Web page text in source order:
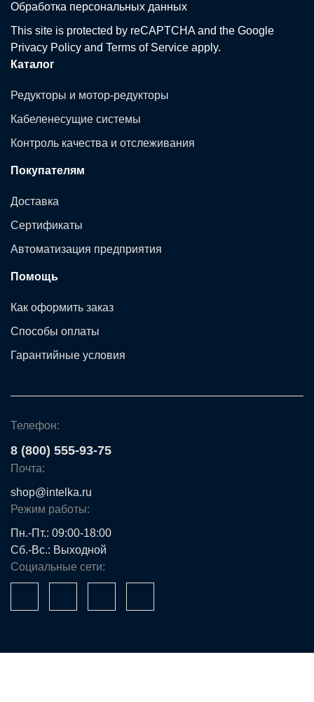
Обработка персональных данных
This site is protected by reCAPTCHA and the Google
Privacy Policy and Terms of Service apply.
Каталог
Редукторы и мотор-редукторы
Кабеленесущие системы
Контроль качества и отслеживания
Покупателям
Доставка
Сертификаты
Автоматизация предприятия
Помощь
Как оформить заказ
Способы оплаты
Гарантийные условия
Телефон:
8 (800) 555-93-75
Почта:
shop@intelka.ru
Режим работы:
Пн.-Пт.: 09:00-18:00
Сб.-Вс.: Выходной
Социальные сети: